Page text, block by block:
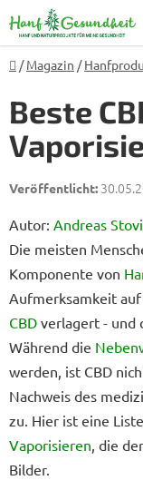
Inhalt
springen
Startseite
/ Magazin /
Beste
Autor: Andreas
Die meisten
Komponente von
Aufmerksamkeit auf
CBD verlagert - und
Während die
werden, ist CBD
Nachweis des
zu. Hier ist eine
Vaporisieren, die
Bilder.